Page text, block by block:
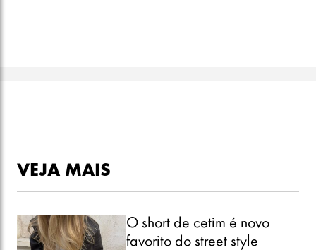
VEJA MAIS
O short de cetim é novo
favorito do street style